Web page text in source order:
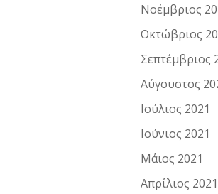
Νοέμβριος
Οκτώβριος
Σεπτέμβριος
Αύγουστος
Ιούλιος 2021
Ιούνιος 2021
Μάιος 2021
Απρίλιος 2021